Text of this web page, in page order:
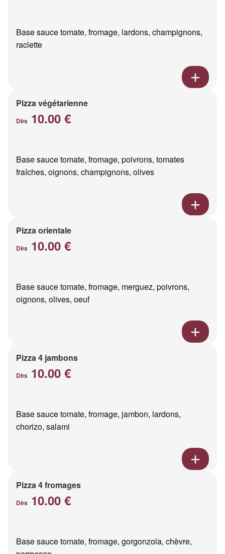
Base sauce tomate, fromage, lardons, champignons,
raclette
Pizza végétarienne
Dès 10.00 €
Base sauce tomate, fromage, poivrons, tomates
fraîches, oignons, champignons, olives
Pizza orientale
Dès 10.00 €
Base sauce tomate, fromage, merguez, poivrons,
oignons, olives, oeuf
Pizza 4 jambons
Dès 10.00 €
Base sauce tomate, fromage, jambon, lardons,
chorizo, salami
Pizza 4 fromages
Dès 10.00 €
Base sauce tomate, fromage, gorgonzola, chèvre,